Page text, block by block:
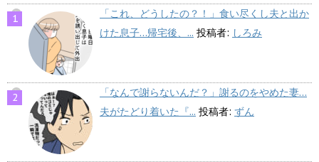
「これ、どうしたの？！」食い尽くし夫と出か
けた息子…帰宅後、... 投稿者: しろみ
「なんで謝らないんだ？」謝るのをやめた妻…
夫がたどり着いた『... 投稿者: ずん